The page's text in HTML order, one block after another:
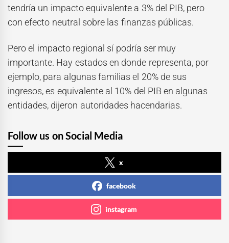
tendría un impacto equivalente a 3% del PIB, pero
con efecto neutral sobre las finanzas públicas.
Pero el impacto regional sí podría ser muy
importante. Hay estados en donde representa, por
ejemplo, para algunas familias el 20% de sus
ingresos, es equivalente al 10% del PIB en algunas
entidades, dijeron autoridades hacendarias.
Follow us on Social Media
x
facebook
instagram